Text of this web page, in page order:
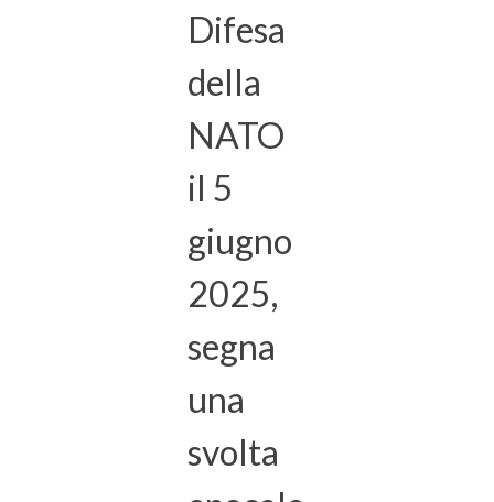
Difesa
della
NATO
il 5
giugno
2025,
segna
una
svolta